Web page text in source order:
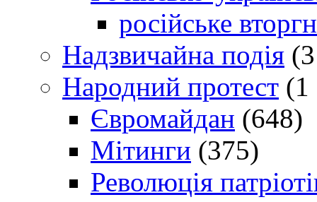
російське
Надзвичайна подія
Народний протест (1
Євромайдан (648)
Мітинги (375)
Революція